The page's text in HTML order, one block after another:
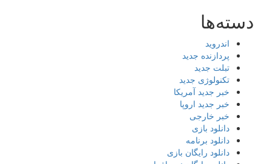
دسته‌ها
اندروید
پردازنده جدید
تبلت جدید
تکنولوژی جدید
خبر جدید آمریکا
خبر جدید اروپا
خبر خارجی
دانلود بازی
دانلود برنامه
دانلود رایگان بازی